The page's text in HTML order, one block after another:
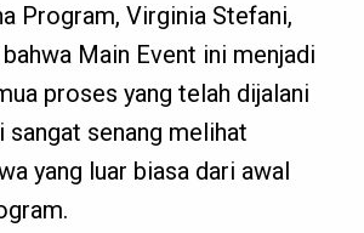
Program, Virginia Stefani,
Main Event ini menjadi
proses yang telah dijalani
sangat senang melihat
yang luar biasa dari awal